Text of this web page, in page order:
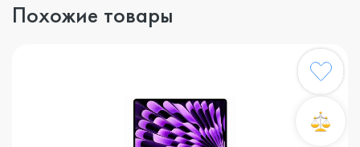
Похожие товары